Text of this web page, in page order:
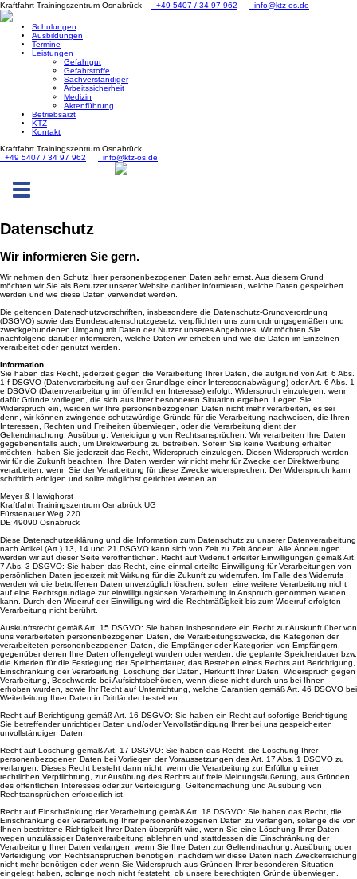
Kraftfahrt Trainingszentrum Osnabrück +49 5407 / 34 97 962 info@ktz-os.de
Schulungen
Ausbildungen
Termine
Leistungen
Gefahrgut
Gefahrstoffe
Sachverständiger
Arbeitssicherheit
Medizin
Aktenführung
Betriebsarzt
KTZ
Kontakt
Kraftfahrt Trainingszentrum Osnabrück
+49 5407 / 34 97 962
info@ktz-os.de
Toggle
navigation
Datenschutz
Wir informieren Sie gern.
Wir nehmen den Schutz Ihrer personenbezogenen Daten sehr ernst. Aus diesem Grund
möchten wir Sie als Benutzer unserer Website darüber informieren, welche Daten gespeichert
werden und wie diese Daten verwendet werden.
Die geltenden Datenschutzvorschriften, insbesondere die Datenschutz-Grundverordnung
(DSGVO) sowie das Bundesdatenschutzgesetz, verpflichten uns zum ordnungsgemäßen und
zweckgebundenen Umgang mit Daten der Nutzer unseres Angebotes. Wir möchten Sie
nachfolgend darüber informieren, welche Daten wir erheben und wie die Daten im Einzelnen
verarbeitet oder genutzt werden.
Information
Sie haben das Recht, jederzeit gegen die Verarbeitung Ihrer Daten, die aufgrund von Art. 6 Abs.
1 f DSGVO (Datenverarbeitung auf der Grundlage einer Interessenabwägung) oder Art. 6 Abs. 1
e DSGVO (Datenverarbeitung im öffentlichen Interesse) erfolgt, Widerspruch einzulegen, wenn
dafür Gründe vorliegen, die sich aus Ihrer besonderen Situation ergeben. Legen Sie
Widerspruch ein, werden wir Ihre personenbezogenen Daten nicht mehr verarbeiten, es sei
denn, wir können zwingende schutzwürdige Gründe für die Verarbeitung nachweisen, die Ihren
Interessen, Rechten und Freiheiten überwiegen, oder die Verarbeitung dient der
Geltendmachung, Ausübung, Verteidigung von Rechtsansprüchen. Wir verarbeiten Ihre Daten
gegebenenfalls auch, um Direktwerbung zu betreiben. Sofern Sie keine Werbung erhalten
möchten, haben Sie jederzeit das Recht, Widerspruch einzulegen. Diesen Widerspruch werden
wir für die Zukunft beachten. Ihre Daten werden wir nicht mehr für Zwecke der Direktwerbung
verarbeiten, wenn Sie der Verarbeitung für diese Zwecke widersprechen. Der Widerspruch kann
schriftlich erfolgen und sollte möglichst gerichtet werden an:
Meyer & Hawighorst
Kraftfahrt Trainingszentrum Osnabrück UG
Fürstenauer Weg 220
DE 49090 Osnabrück
Diese Datenschutzerklärung und die Information zum Datenschutz zu unserer Datenverarbeitung
nach Artikel (Art.) 13, 14 und 21 DSGVO kann sich von Zeit zu Zeit ändern. Alle Änderungen
werden wir auf dieser Seite veröffentlichen. Recht auf Widerruf erteilter Einwilligungen gemäß Art.
7 Abs. 3 DSGVO: Sie haben das Recht, eine einmal erteilte Einwilligung für Verarbeitungen von
persönlichen Daten jederzeit mit Wirkung für die Zukunft zu widerrufen. Im Falle des Widerrufs
werden wir die betroffenen Daten unverzüglich löschen, sofern eine weitere Verarbeitung nicht
auf eine Rechtsgrundlage zur einwilligungslosen Verarbeitung in Anspruch genommen werden
kann. Durch den Widerruf der Einwilligung wird die Rechtmäßigkeit bis zum Widerruf erfolgten
Verarbeitung nicht berührt.
Auskunftsrecht gemäß Art. 15 DSGVO: Sie haben insbesondere ein Recht zur Auskunft über von
uns verarbeiteten personenbezogenen Daten, die Verarbeitungszwecke, die Kategorien der
verarbeiteten personenbezogenen Daten, die Empfänger oder Kategorien von Empfängern,
gegenüber denen Ihre Daten offengelegt wurden oder werden, die geplante Speicherdauer bzw.
die Kriterien für die Festlegung der Speicherdauer, das Bestehen eines Rechts auf Berichtigung,
Einschränkung der Verarbeitung, Löschung der Daten, Herkunft Ihrer Daten, Widerspruch gegen
Verarbeitung, Beschwerde bei Aufsichtsbehörden, wenn diese nicht durch uns bei Ihnen
erhoben wurden, sowie Ihr Recht auf Unterrichtung, welche Garantien gemäß Art. 46 DSGVO bei
Weiterleitung Ihrer Daten in Drittländer bestehen.
Recht auf Berichtigung gemäß Art. 16 DSGVO: Sie haben ein Recht auf sofortige Berichtigung
Sie betreffender unrichtiger Daten und/oder Vervollständigung Ihrer bei uns gespeicherten
unvollständigen Daten.
Recht auf Löschung gemäß Art. 17 DSGVO: Sie haben das Recht, die Löschung Ihrer
personenbezogenen Daten bei Vorliegen der Voraussetzungen des Art. 17 Abs. 1 DSGVO zu
verlangen. Dieses Recht besteht dann nicht, wenn die Verarbeitung zur Erfüllung einer
rechtlichen Verpflichtung, zur Ausübung des Rechts auf freie Meinungsäußerung, aus Gründen
des öffentlichen Interesses oder zur Verteidigung, Geltendmachung und Ausübung von
Rechtsansprüchen erforderlich ist.
Recht auf Einschränkung der Verarbeitung gemäß Art. 18 DSGVO: Sie haben das Recht, die
Einschränkung der Verarbeitung Ihrer personenbezogenen Daten zu verlangen, solange die von
Ihnen bestrittene Richtigkeit Ihrer Daten überprüft wird, wenn Sie eine Löschung Ihrer Daten
wegen unzulässiger Datenverarbeitung ablehnen und stattdessen die Einschränkung der
Verarbeitung Ihrer Daten verlangen, wenn Sie Ihre Daten zur Geltendmachung, Ausübung oder
Verteidigung von Rechtsansprüchen benötigen, nachdem wir diese Daten nach Zweckerreichung
nicht mehr benötigen oder wenn Sie Widerspruch aus Gründen Ihrer besonderen Situation
eingelegt haben, solange noch nicht feststeht, ob unsere berechtigten Gründe überwiegen.